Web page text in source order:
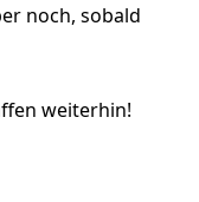
noch, sobald
weiterhin!